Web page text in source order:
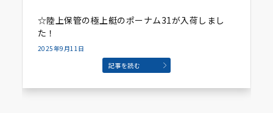
☆陸上保管の極上艇のポーナム31が入荷しまし
た！
2025年9月11日
記事を読む